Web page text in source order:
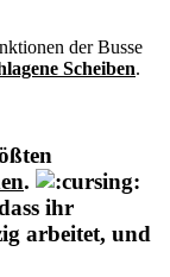
der Busse
Scheiben.
.
ihr
arbeitet, und